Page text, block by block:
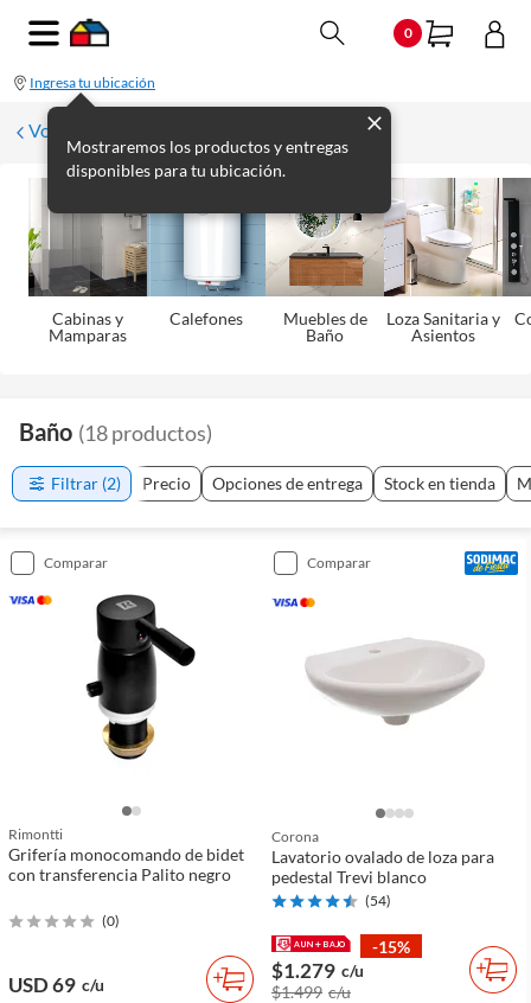
0
Ingresa tu ubicación
Mostraremos los productos y entregas
disponibles para tu ubicación.
Volver
Cabinas y
Mamparas
Calefones
Muebles de
Baño
Loza Sanitaria y
Asientos
Baño (18productos)
Filtrar (2) Precio Opciones de entrega Stock en tienda
comparar
Rimontti
Grifería monocomando de bidet
con transferencia Palito negro
(0)
USD 69 c/u
comparar
Corona
Lavatorio ovalado de loza para
pedestal Trevi blanco
(54)
-15%
$1.279 c/u
$1.499 c/u